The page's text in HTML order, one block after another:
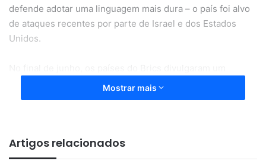
defende adotar uma linguagem mais dura – o país foi alvo
de ataques recentes por parte de Israel e dos Estados
Unidos.
comunicado em que expressam “profunda preocupação”
com a ofensiva no Oriente Médio. No entanto, o texto não
Sobre o Brics
Mostrar mais
Artigos relacionados